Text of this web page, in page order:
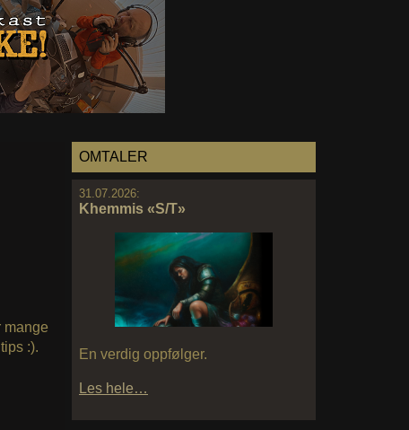
OMTALER
31.07.2026:
Khemmis «S/T»
En verdig oppfølger.
Les hele…
mange
:).